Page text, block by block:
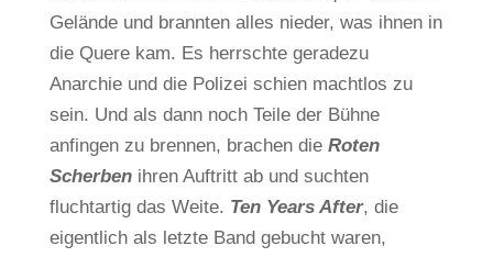
Gelände und brannten alles nieder, was ihnen in
die Quere kam. Es herrschte geradezu
Anarchie und die Polizei schien machtlos zu
sein. Und als dann noch Teile der Bühne
anfingen zu brennen, brachen die Roten
Scherbenihren Auftritt ab und suchten
fluchtartig das Weite. Ten Years After, die
eigentlich als letzte Band gebucht waren,